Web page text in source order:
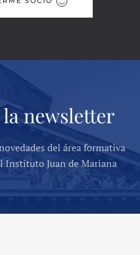
newsletter
del área formativa
Instituto Juan de Mariana